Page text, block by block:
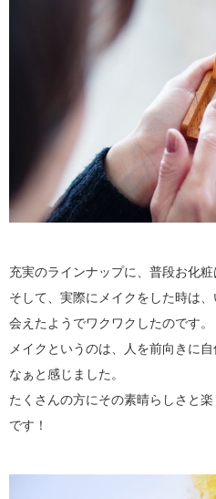
充実のラインナップに、普段お化
そして、実際にメイクをした時は
会えたようでワクワクしたのです。
メイクというのは、人を前向きに
なぁと感じました。
たくさんの方にその素晴らしさと
です！